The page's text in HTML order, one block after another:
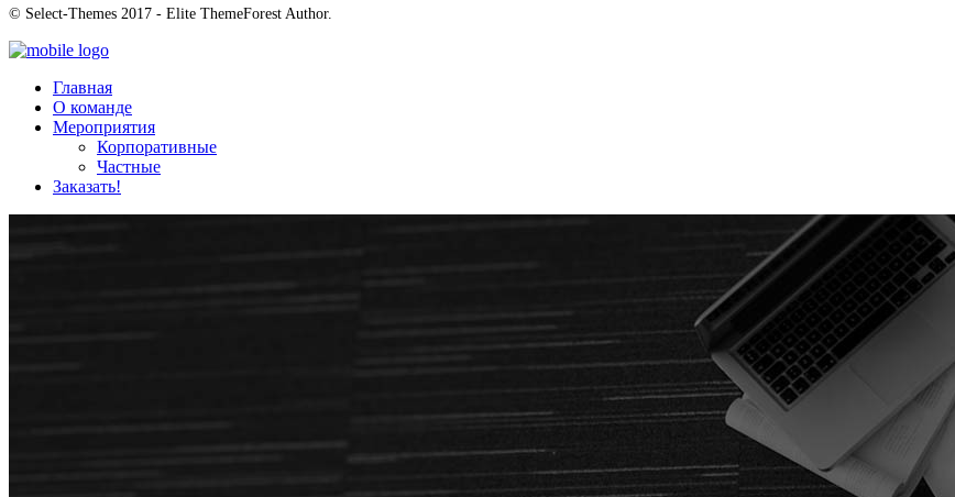
© Select-Themes 2017 - Elite ThemeForest Author.
Главная
О команде
Мероприятия
Корпоративные
Частные
Заказать!